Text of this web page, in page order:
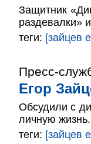
Защитник
раздевалки»
теги: [зайцев
Пресс-
Егор
Обсудили с
личную жизнь.
теги: [зайцев